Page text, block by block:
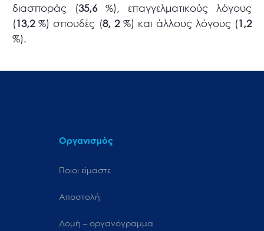
διασποράς (35,6%), επαγγελματικούς λόγους
(13,2%) σπουδές (8, 2%) και άλλους λόγους (1,2
%).
Οργανισμός
Ποιοι είμαστε
Αποστολή
Δομή – οργανόγραμμα